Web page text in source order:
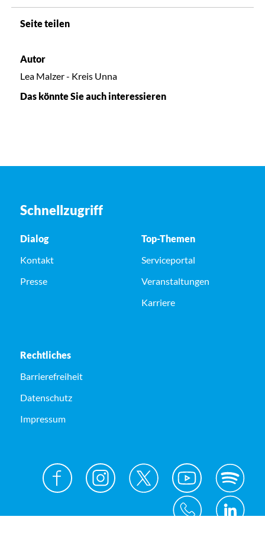
Seite teilen
Autor
Lea Malzer - Kreis Unna
Das könnte Sie auch interessieren
Schnellzugriff
Dialog
Kontakt
Presse
Top-Themen
Serviceportal
Veranstaltungen
Karriere
Rechtliches
Barrierefreiheit
Datenschutz
Impressum